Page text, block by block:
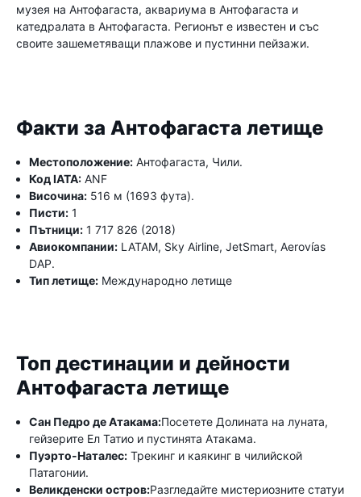
музея на Антофагаста, аквариума в Антофагаста и
катедралата в Антофагаста. Регионът е известен и със
своите зашеметяващи плажове и пустинни пейзажи.
Факти за Антофагаста летище
Местоположение: Антофагаста, Чили.
Код IATA: ANF
Височина: 516 м (1693 фута).
Писти: 1
Пътници: 1 717 826 (2018)
Авиокомпании: LATAM, Sky Airline, JetSmart, Aerovías
DAP.
Тип летище: Международно летище
Топ дестинации и дейности
Антофагаста летище
Сан Педро де Атакама:Посетете Долината на луната,
гейзерите Ел Татио и пустинята Атакама.
Пуэрто-Наталес: Трекинг и каякинг в чилийской
Патагонии.
Великденски остров:Разгледайте мистериозните статуи